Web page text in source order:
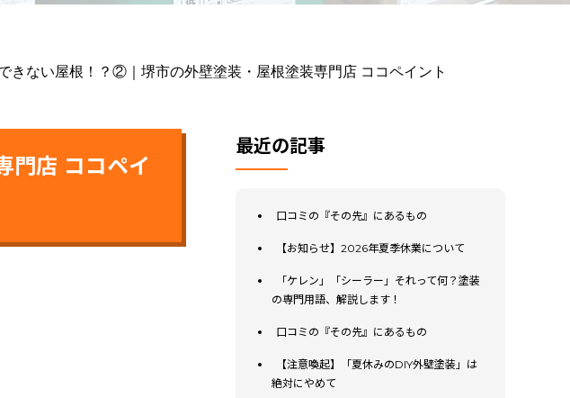
きない屋根！？②｜堺市の外壁塗装・屋根塗装専門店 ココペイント
門店 ココペイ
最近の記事
口コミの『その先』にあるもの
【お知らせ】2026年夏季休業について
「ケレン」「シーラー」それって何？塗装
の専門用語、解説します！
口コミの『その先』にあるもの
【注意喚起】「夏休みのDIY外壁塗装」は
絶対にやめて